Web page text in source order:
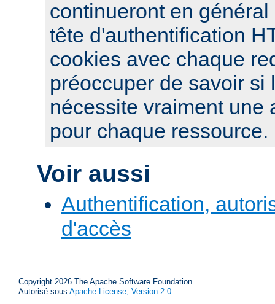
continueront en
tête d'authentification
cookies avec chaque
préoccuper de savoir si
nécessite vraiment une
pour chaque ressource.
Voir aussi
Authentification,
d'accès
Copyright 2026 The Apache Software Foundation.
Autorisé sous Apache License, Version 2.0